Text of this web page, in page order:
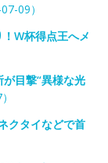
09）
W杯得点王へメ
目撃“異様な光
クタイなどで首